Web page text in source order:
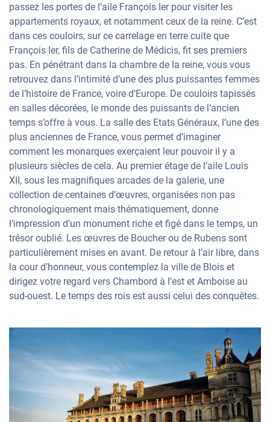
passez les portes de l’aile François Ier pour visiter les
appartements royaux, et notamment ceux de la reine. C’est
dans ces couloirs, sur ce carrelage en terre cuite que
François Ier, fils de Catherine de Médicis, fit ses premiers
pas. En pénétrant dans la chambre de la reine, vous vous
retrouvez dans l’intimité d’une des plus puissantes femmes
de l’histoire de France, voire d’Europe. De couloirs tapissés
en salles décorées, le monde des puissants de l’ancien
temps s’offre à vous. La salle des Etats Généraux, l’une des
plus anciennes de France, vous permet d’imaginer
comment les monarques exerçaient leur pouvoir il y a
plusieurs siècles de cela. Au premier étage de l’aile Louis
XII, sous les magnifiques arcades de la galerie, une
collection de centaines d’œuvres, organisées non pas
chronologiquement mais thématiquement, donne
l’impression d’un monument riche et figé dans le temps, un
trésor oublié. Les œuvres de Boucher ou de Rubens sont
particulièrement mises en avant. De retour à l’air libre, dans
la cour d’honneur, vous contemplez la ville de Blois et
dirigez votre regard vers Chambord à l’est et Amboise au
sud-ouest. Le temps des rois est aussi celui des conquêtes.